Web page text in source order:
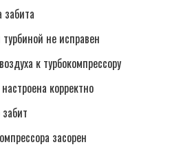
не исправен
к турбокомпрессору
корректно
засорен